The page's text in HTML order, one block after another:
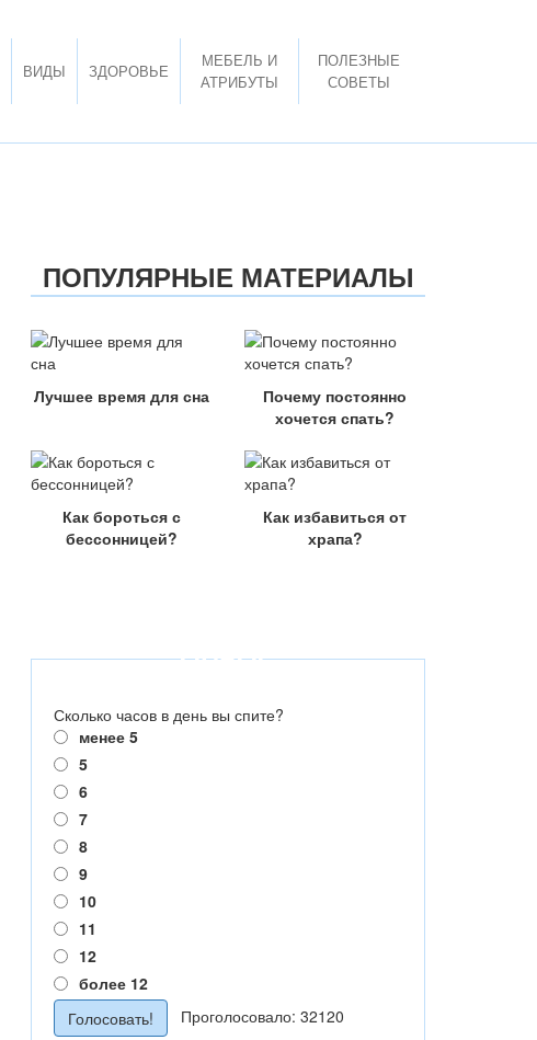
ВИДЫ ЗДОРОВЬЕ
МЕБЕЛЬ И
АТРИБУТЫ
ПОЛЕЗНЫЕ
СОВЕТЫ
ПОПУЛЯРНЫЕ МАТЕРИАЛЫ
Лучшее время для сна
Почему постоянно
хочется спать?
Как бороться с
бессонницей?
Как избавиться от
храпа?
ОПРОС
Сколько часов в день вы спите?
менее 5
5
6
7
8
9
10
11
12
более 12
Проголосовало: 32120